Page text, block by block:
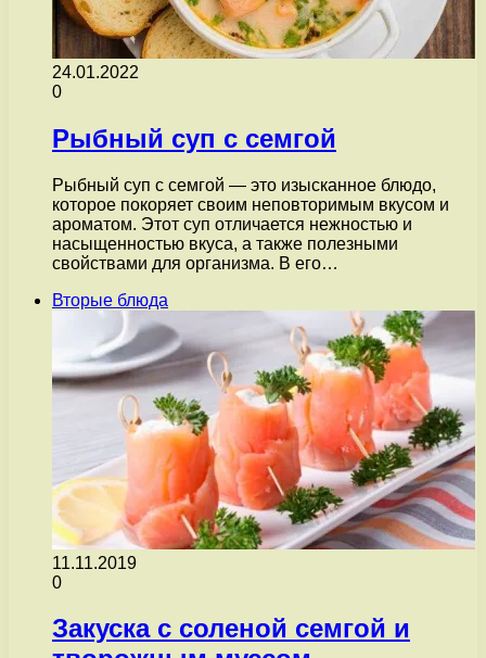
24.01.2022
0
Рыбный суп с семгой
Рыбный суп с семгой — это изысканное блюдо,
которое покоряет своим неповторимым вкусом и
ароматом. Этот суп отличается нежностью и
насыщенностью вкуса, а также полезными
свойствами для организма. В его…
Вторые блюда
11.11.2019
0
Закуска с соленой семгой и